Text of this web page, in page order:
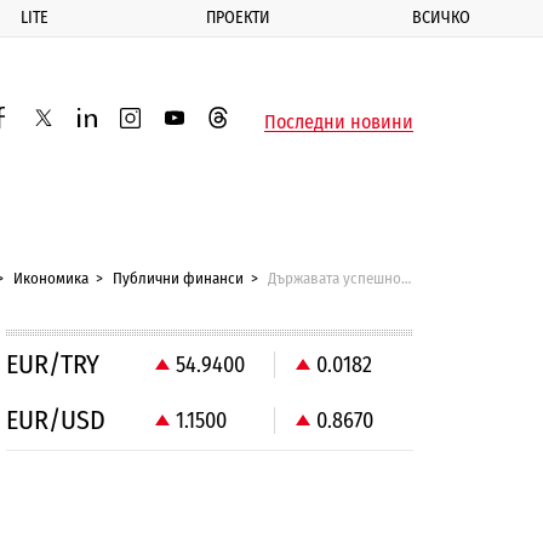
LITE ПРОЕКТИ ВСИЧКО
twitterlinkedininstagram
youtubethreadsПоследни новини
Икономика Публични финанси Държавата успешно пласира нов вътрешен заем за 300 млн. лева
EUR/TRY 54.9400 0.0182
EUR/USD 1.1500 0.8670